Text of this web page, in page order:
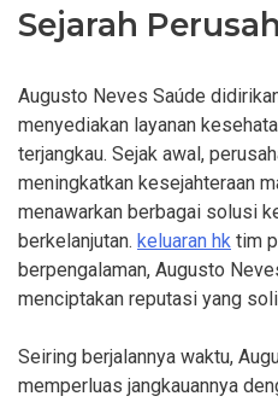
Sejarah
Augusto Neves Saúde
menyediakan layanan
terjangkau. Sejak awal,
meningkatkan kesejahteraan
menawarkan berbagai solusi
berkelanjutan. keluaran hk tim
berpengalaman, Augusto
menciptakan reputasi yang
Seiring berjalannya waktu,
memperluas jangkauannya